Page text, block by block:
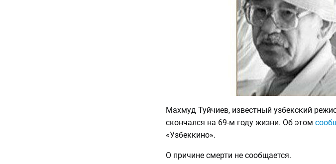
Махмуд Туйчиев, известный узбекский
скончался на 69-м году жизни. Об этом
«Узбеккино».
О причине смерти не сообщается.